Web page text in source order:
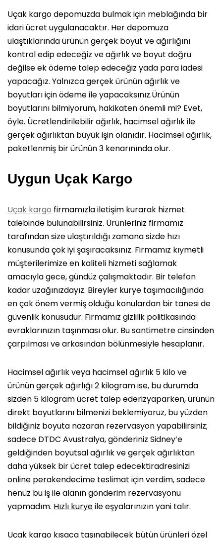
Uçak kargo depomuzda bulmak için meblağında bir
idari ücret uygulanacaktır. Her depomuza
ulaştıklarında ürünün gerçek boyut ve ağırlığını
kontrol edip edeceğiz ve ağırlık ve boyut doğru
değilse ek ödeme talep edeceğiz yada para iadesi
yapacağız. Yalnızca gerçek ürünün ağırlık ve
boyutları için ödeme ile yapacaksınız.Ürünün
boyutlarını bilmiyorum, hakikaten önemli mi? Evet,
öyle. Ücretlendirilebilir ağırlık, hacimsel ağırlık ile
gerçek ağırlıktan büyük işin olanıdır. Hacimsel ağırlık,
paketlenmiş bir ürünün 3 kenarınında olur.
Uygun Uçak Kargo
Uçak kargo firmamızla iletişim kurarak hizmet
talebinde bulunabilirsiniz. Ürünleriniz firmamız
tarafından size ulaştırıldığı zamana sizde hızı
konusunda çok iyi şaşıracaksınız. Firmamız kıymetli
müşterilerimize en kaliteli hizmeti sağlamak
amacıyla gece, gündüz çalışmaktadır. Bir telefon
kadar uzağınızdayız. Bireyler kurye taşımacılığında
en çok önem vermiş olduğu konulardan bir tanesi de
güvenlik konusudur. Firmamız gizlilik politikasında
evraklarınızın taşınması olur. Bu santimetre cinsinden
çarpılması ve arkasından bölünmesiyle hesaplanır.
Hacimsel ağırlık veya hacimsel ağırlık 5 kilo ve
ürünün gerçek ağırlığı 2 kilogram ise, bu durumda
sizden 5 kilogram ücret talep ederizyaparken, ürünün
direkt boyutlarını bilmenizi beklemiyoruz, bu yüzden
bildiğiniz boyuta nazaran rezervasyon yapabilirsiniz;
sadece DTDC Avustralya, gönderiniz Sidney’e
geldiğinden boyutsal ağırlık ve gerçek ağırlıktan
daha yüksek bir ücret talep edecektiradresinizi
online perakendecime teslimat için verdim, sadece
henüz bu iş ile alanın gönderim rezervasyonu
yapmadım. Hızlı kuryeile eşyalarınızın yani talır.
Uçak kargo kısaca taşınabilecek bütün ürünleri özel